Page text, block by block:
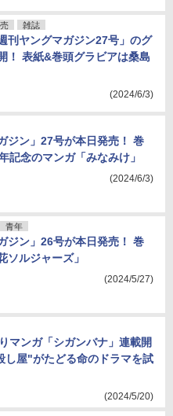
雑誌
刊ヤングマガジン27号」のグ
！ 表紙&巻頭グラビアは桑島
(2024/6/3)
ジン」27号が本日発売！ 巻
記念のマンガ「みなみけ」
(2024/6/3)
青年
ジン」26号が本日発売！ 巻
ソルジャーズ」
(2024/5/27)
マンガ「シガンバナ」連載開
し屋"がたどる命のドラマを試
(2024/5/20)